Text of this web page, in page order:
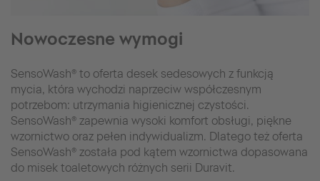
Nowoczesne wymogi
SensoWash® to oferta desek sedesowych z funkcją
mycia, która wychodzi naprzeciw współczesnym
potrzebom: utrzymania higienicznej czystości.
SensoWash® zapewnia wysoki komfort obsługi, piękne
wzornictwo oraz pełen indywidualizm. Dlatego też oferta
SensoWash® została pod kątem wzornictwa dopasowana
do misek toaletowych różnych serii Duravit.